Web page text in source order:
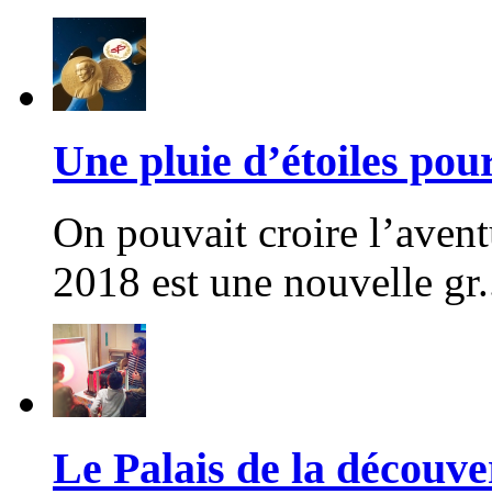
Une pluie d’étoiles
On pouvait croire
2018 est une nouvelle
Le Palais de la